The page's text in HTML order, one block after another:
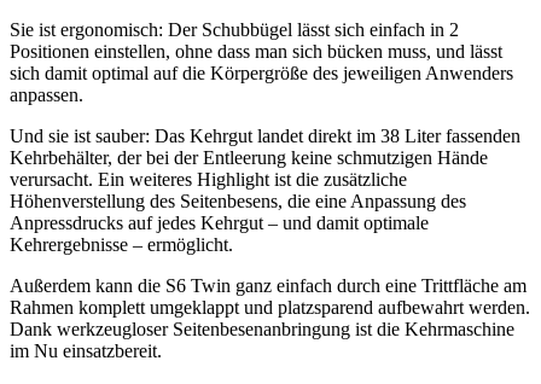
Sie ist ergonomisch: Der Schubbügel lässt sich einfach in 2
Positionen einstellen, ohne dass man sich bücken muss, und lässt
sich damit optimal auf die Körpergröße des jeweiligen Anwenders
anpassen.
Und sie ist sauber: Das Kehrgut landet direkt im 38 Liter fassenden
Kehrbehälter, der bei der Entleerung keine schmutzigen Hände
verursacht. Ein weiteres Highlight ist die zusätzliche
Höhenverstellung des Seitenbesens, die eine Anpassung des
Anpressdrucks auf jedes Kehrgut – und damit optimale
Kehrergebnisse – ermöglicht.
Außerdem kann die S6 Twin ganz einfach durch eine Trittfläche am
Rahmen komplett umgeklappt und platzsparend aufbewahrt werden.
Dank werkzeugloser Seitenbesenanbringung ist die Kehrmaschine
im Nu einsatzbereit.